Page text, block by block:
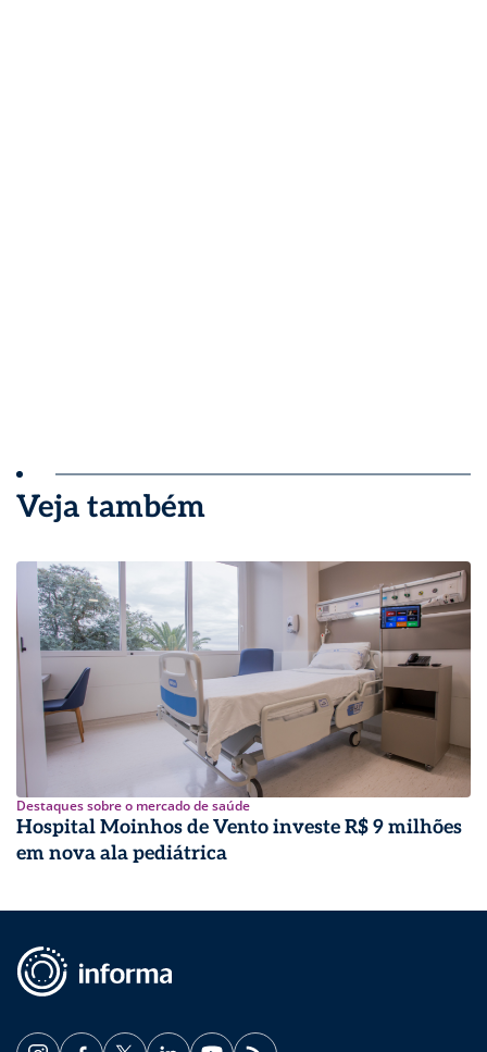
Veja também
Destaques sobre o mercado de saúde
Hospital Moinhos de Vento investe R$ 9 milhões
em nova ala pediátrica